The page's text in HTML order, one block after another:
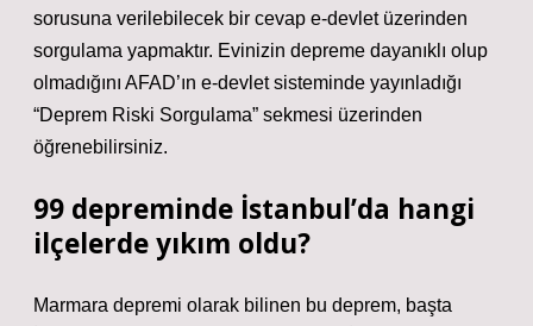
sorusuna verilebilecek bir cevap e-devlet üzerinden
sorgulama yapmaktır. Evinizin depreme dayanıklı olup
olmadığını AFAD’ın e-devlet sisteminde yayınladığı
“Deprem Riski Sorgulama” sekmesi üzerinden
öğrenebilirsiniz.
99 depreminde İstanbul’da hangi
ilçelerde yıkım oldu?
Marmara depremi olarak bilinen bu deprem, başta